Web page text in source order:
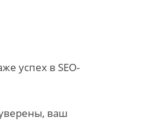
успех в SEO-
ваш